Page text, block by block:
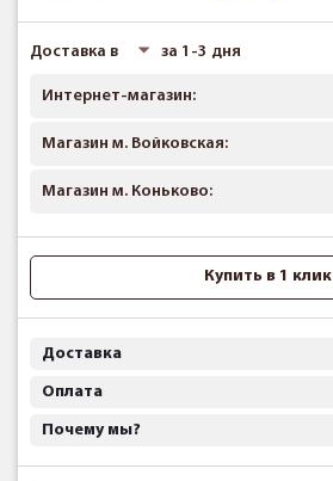
Доставка в за 1-3 дня
Интернет-магазин:
Магазин м. Войковская:
Магазин м. Коньково:
Купить в 1 клик
Доставка
Оплата
Почему мы?